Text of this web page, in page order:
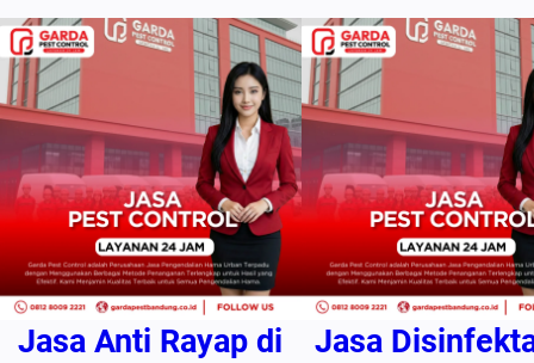
Jasa Anti Rayap di
Jasa